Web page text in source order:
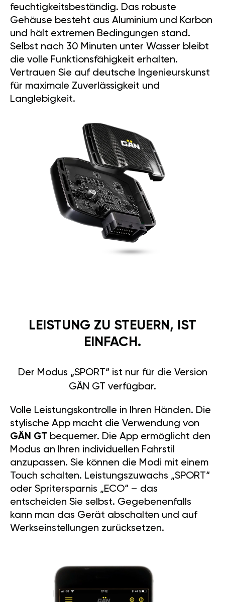
feuchtigkeitsbeständig. Das robuste
Gehäuse besteht aus Aluminium und Karbon
und hält extremen Bedingungen stand.
Selbst nach 30 Minuten unter Wasser bleibt
die volle Funktionsfähigkeit erhalten.
Vertrauen Sie auf deutsche Ingenieurskunst
für maximale Zuverlässigkeit und
Langlebigkeit.
LEISTUNG ZU STEUERN, IST
EINFACH.
Der Modus „SPORT“ ist nur für die Version
GÄN GT verfügbar.
Volle Leistungskontrolle in Ihren Händen. Die
stylische App macht die Verwendung von
GÄN GT bequemer. Die App ermöglicht den
Modus an Ihren individuellen Fahrstil
anzupassen. Sie können die Modi mit einem
Touch schalten. Leistungszuwachs „SPORT“
oder Spritersparnis „ECO“ – das
entscheiden Sie selbst. Gegebenenfalls
kann man das Gerät abschalten und auf
Werkseinstellungen zurücksetzen.